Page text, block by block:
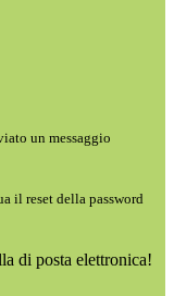
un messaggio
il reset della password
di posta elettronica!